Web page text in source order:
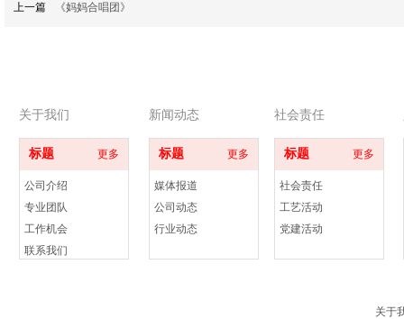
上一篇 《妈妈合唱团》
标题 更多
公司介绍
专业团队
工作机会
联系我们
标题 更多
媒体报道
公司动态
行业动态
标题 更多
社会责任
工艺活动
党建活动
关于我们 新闻动态 社会责任
关于